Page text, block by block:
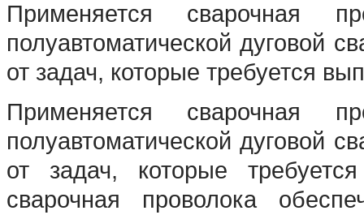
Применяется сварочная
полуавтоматической дуговой
от задач, которые требуется
Применяется сварочная
полуавтоматической дуговой
от задач, которые
сварочная проволока